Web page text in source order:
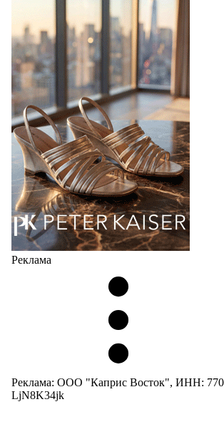
Bubble
Популярный силуэт бренда,1999 года
соответствует сегодняшнему тренду на
сникерины (гибридный вариант
кроссовок обтекаемой формы и с
Но в модели Miu Miu Bubble
05.08.2026 4727
Реклама
Реклама: ООО "Каприс Восток", ИНН:
LjN8K34jk